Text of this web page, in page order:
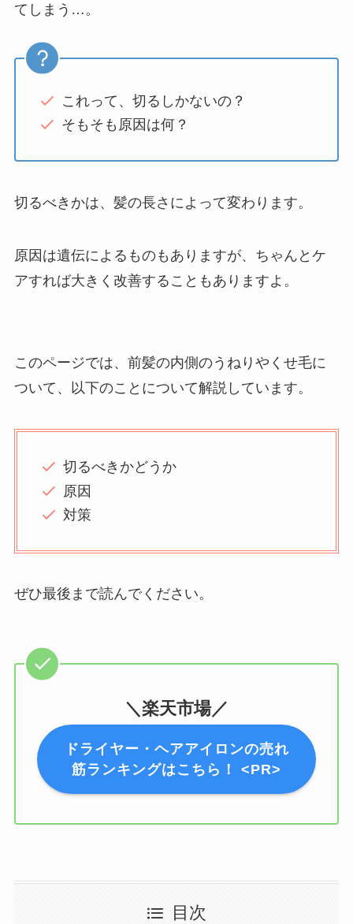
てしまう…。
これって、切るしかないの？
そもそも原因は何？
切るべきかは、髪の長さによって変わります。
原因は遺伝によるものもありますが、ちゃんとケ
アすれば大きく改善することもありますよ。
このページでは、前髪の内側のうねりやくせ毛に
ついて、以下のことについて解説しています。
切るべきかどうか
原因
対策
ぜひ最後まで読んでください。
＼楽天市場／
ドライヤー・ヘアアイロンの売れ
筋ランキングはこちら！ <PR>
目次